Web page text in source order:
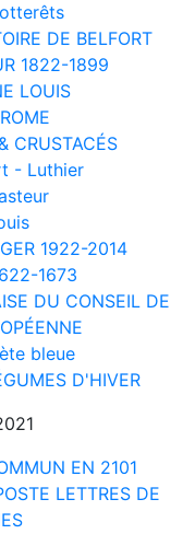
DE BELFORT
1822-1899
LOUIS
CRUSTACÉS
- Luthier
1922-2014
1673
DU CONSEIL DE
bleue
D'HIVER
EN 2101
LETTRES DE